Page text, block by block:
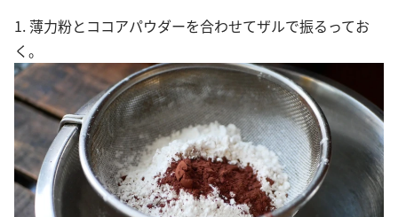
1. 薄力粉とココアパウダーを合わせてザルで振るってお
く。